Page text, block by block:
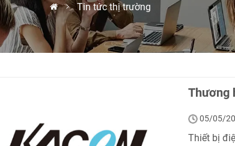
Tin tức thị trường
Thương
05/05/
Thiết bị